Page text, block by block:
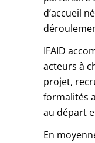
d’accueil
IFAID
acteurs à
projet,
formalités
au départ
En